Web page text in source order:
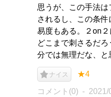
思うが、この手法
されるし、この条
易度もある。２on２
どこまで刺さるだ
分では無理だな、と
ナイス ★4
コメント(0) 2021/